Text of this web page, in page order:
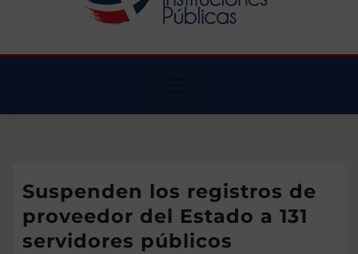
Suspenden los registros de
proveedor del Estado a 131
servidores públicos